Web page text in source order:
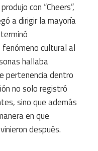
con “Cheers”,
a dirigir la mayoría
cultural al
hallaba
pertenencia dentro
no solo registró
sino que además
en que
después.